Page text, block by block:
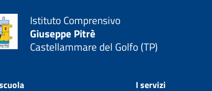
Istituto Comprensivo
Giuseppe Pitrè
Castellammare del Golfo (TP)
I servizi